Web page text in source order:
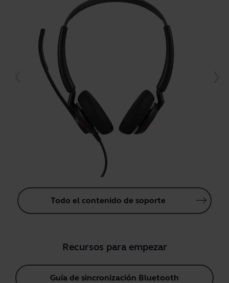
Todo el contenido de soporte
Recursos para empezar
Guía de sincronización Bluetooth